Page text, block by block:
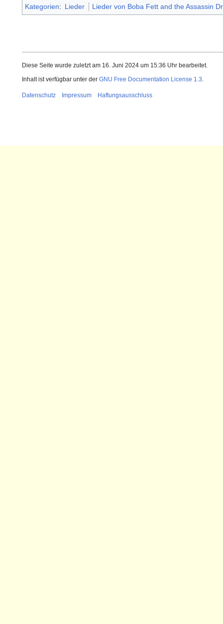
Kategorien: Lieder Lieder von Boba Fett and the Assassin
Diese Seite wurde zuletzt am 16. Juni 2024 um 15:36 Uhr bearbeitet.
Inhalt ist verfügbar unter der GNU Free Documentation License 1.3.
Datenschutz Impressum Haftungsausschluss